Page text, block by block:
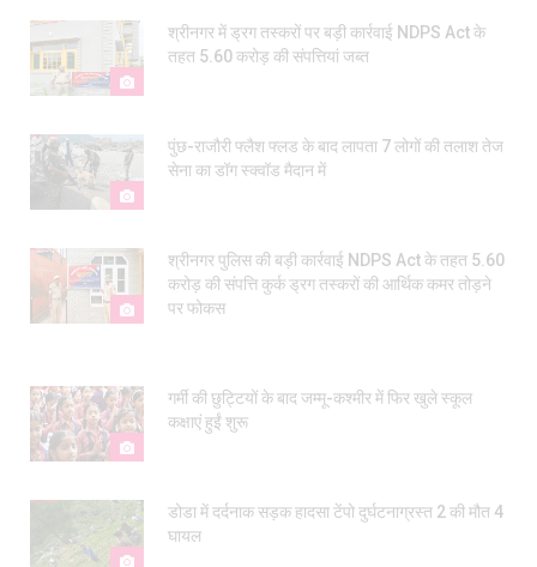
श्रीनगर में ड्रग तस्करों पर बड़ी कार्रवाई NDPS Act के
तहत ₹5.60 करोड़ की संपत्तियां जब्त
पुंछ-राजौरी फ्लैश फ्लड के बाद लापता 7 लोगों की तलाश तेज
सेना का डॉग स्क्वॉड मैदान में
श्रीनगर पुलिस की बड़ी कार्रवाई NDPS Act के तहत ₹5.60
करोड़ की संपत्ति कुर्क ड्रग तस्करों की आर्थिक कमर तोड़ने
पर फोकस
गर्मी की छुट्टियों के बाद जम्मू-कश्मीर में फिर खुले स्कूल
कक्षाएं हुईं शुरू
डोडा में दर्दनाक सड़क हादसा टेंपो दुर्घटनाग्रस्त 2 की मौत 4
घायल